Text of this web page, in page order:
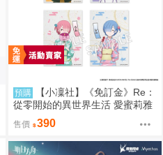
預購
【小凜社】《免訂金》Re：
從零開始的異世界生活 愛蜜莉雅
拉姆 雷姆 お祭り ver. 和服 生寫
真卡片套組
售價 390